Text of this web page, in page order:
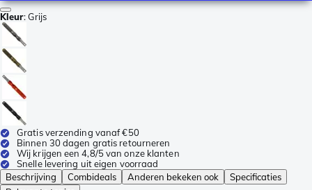
Kleur:Grijs
Gratis verzending vanaf €50
Binnen 30 dagen gratis retourneren
Wij krijgen een 4,8/5 van onze klanten
Snelle levering uit eigen voorraad
Beschrijving
Combideals Anderen bekeken ook
Specificaties